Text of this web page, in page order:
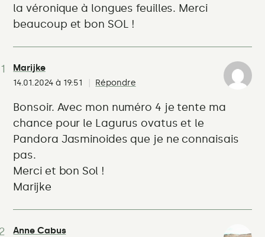
la véronique à longues feuilles. Merci
beaucoup et bon SOL !
Marijke
14.01.2024 à 19:51 Répondre
Bonsoir. Avec mon numéro 4 je tente ma
chance pour le Lagurus ovatus et le
Pandora Jasminoides que je ne connaisais
pas.
Merci et bon Sol !
Marijke
Anne Cabus